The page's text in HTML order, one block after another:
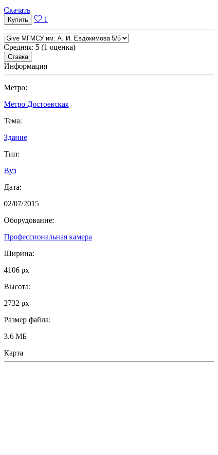
Cкачать
1
Средняя: 5 (1 оценка)
Информация
Метро:
Метро Достоевская
Тема:
Здание
Тип:
Вуз
Дата:
02/07/2015
Оборудование:
Профессиональная камера
Ширина:
4106 px
Высота:
2732 px
Размер файла:
3.6 МБ
Карта